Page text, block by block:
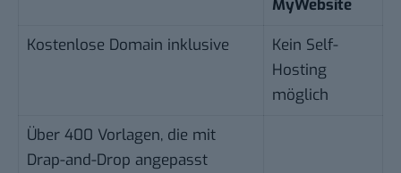
MyWebsite
Kostenlose Domain inklusive
Kein Self-
Hosting
möglich
Über 400 Vorlagen, die mit
Drap-and-Drop angepasst